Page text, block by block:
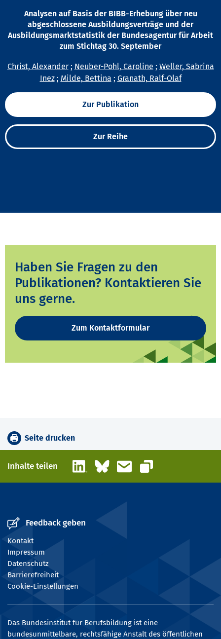
Analysen auf Basis der BIBB-Erhebung über neu
abgeschlossene Ausbildungsverträge und der
Ausbildungsmarktstatistik der Bundesagentur für Arbeit
zum Stichtag 30. September
Christ, Alexander; Neuber-Pohl, Caroline ; Weller, Sabrina
Inez; Milde, Bettina ; Granath, Ralf-Olaf
Zur Publikation
Zur Reihe
Haben Sie Fragen zu den
Publikationen? Kontaktieren Sie
uns gerne.
Zum Kontaktformular
Seite drucken
Inhalte teilen LinkedInBlueskyE-Mail
Link kopieren
Feedback geben
Kontakt
Impressum
Datenschutz
Barrierefreiheit
Cookie-Einstellungen
Das Bundesinstitut für Berufsbildung ist eine
bundesunmittelbare, rechtsfähige Anstalt des öffentlichen